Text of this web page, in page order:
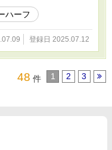
ハーフ
登録日 2025.07.12
48 件 1 2 3